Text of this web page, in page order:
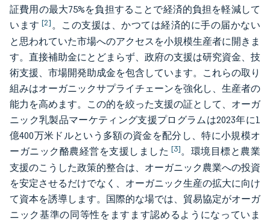
証費用の最大75%を負担することで経済的負担を軽減して
います[2]。この支援は、かつては経済的に手の届かない
と思われていた市場へのアクセスを小規模生産者に開きま
す。直接補助金にとどまらず、政府の支援は研究資金、技
術支援、市場開発助成金を包含しています。これらの取り
組みはオーガニックサプライチェーンを強化し、生産者の
能力を高めます。この的を絞った支援の証として、オーガ
ニック乳製品マーケティング支援プログラムは2023年に1
億400万米ドルという多額の資金を配分し、特に小規模オ
ーガニック酪農経営を支援しました [3]。環境目標と農業
支援のこうした政策的整合は、オーガニック農業への投資
を安定させるだけでなく、オーガニック生産の拡大に向け
て資本を誘導します。国際的な場では、貿易協定がオーガ
ニック基準の同等性をますます認めるようになっていま